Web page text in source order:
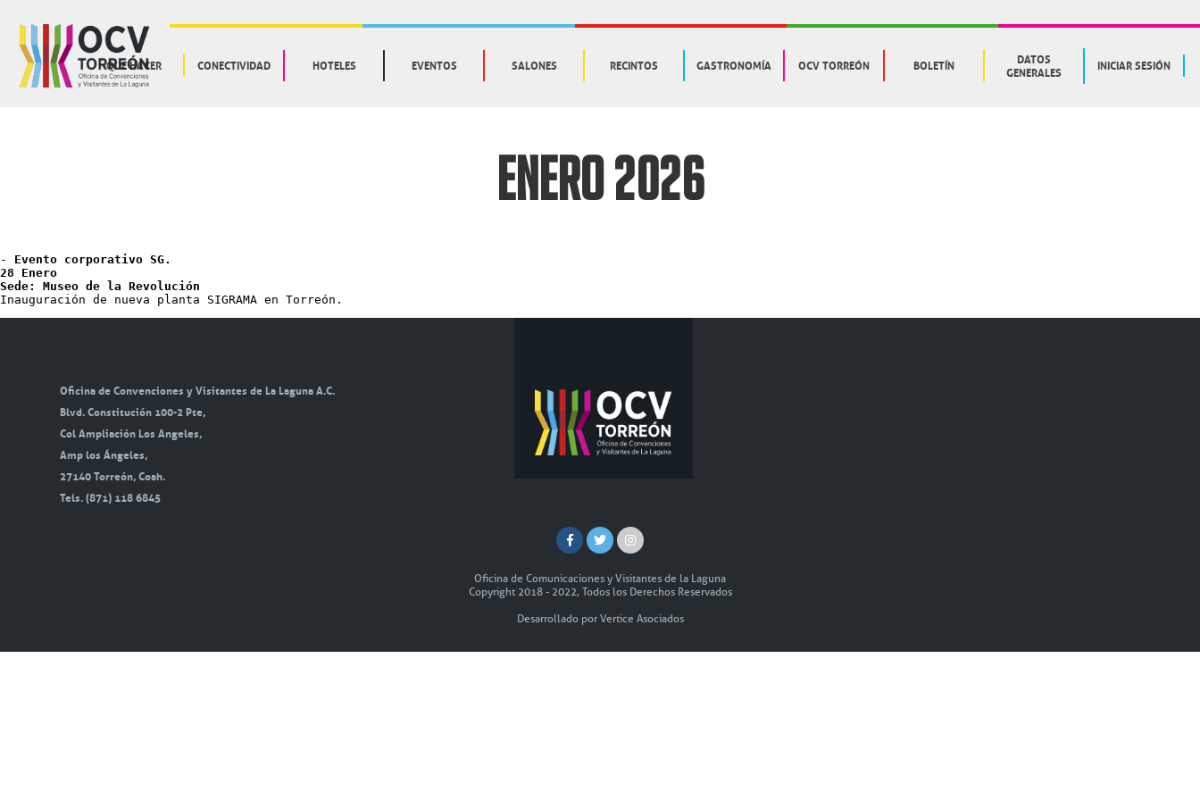
QUE HACER CONECTIVIDAD HOTELES EVENTOS SALONES RECINTOS GASTRONOMÍA OCV TORREÓN BOLETÍN
DATOS
GENERALES
INICIAR SESIÓN
Enero 2026
- Evento corporativo SG.
28 Enero
Sede:
Museo de la Revolución
Inauguración de nueva planta SIGRAMA en Torreón.
Oficina de Convenciones y Visitantes de La Laguna A.C.
Blvd. Constitución 100-2 Pte,
Col Ampliación Los Angeles,
Amp los Ángeles,
27140 Torreón, Coah.
Tels. (871) 118 6845
Oficina de Comunicaciones y Visitantes de la Laguna
Copyright 2018 - 2022, Todos los Derechos Reservados
Desarrollado por Vertice Asociados